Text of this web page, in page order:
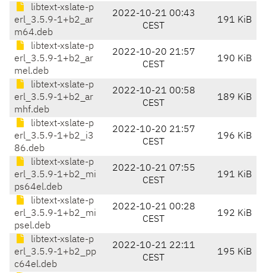
libtext-xslate-p
erl_3.5.9-1+b2_ar
m64.deb
2022-10-21 00:43
CEST
191 KiB
libtext-xslate-p
erl_3.5.9-1+b2_ar
mel.deb
2022-10-20 21:57
CEST
190 KiB
libtext-xslate-p
erl_3.5.9-1+b2_ar
mhf.deb
2022-10-21 00:58
CEST
189 KiB
libtext-xslate-p
erl_3.5.9-1+b2_i3
86.deb
2022-10-20 21:57
CEST
196 KiB
libtext-xslate-p
erl_3.5.9-1+b2_mi
ps64el.deb
2022-10-21 07:55
CEST
191 KiB
libtext-xslate-p
erl_3.5.9-1+b2_mi
psel.deb
2022-10-21 00:28
CEST
192 KiB
libtext-xslate-p
erl_3.5.9-1+b2_pp
c64el.deb
2022-10-21 22:11
CEST
195 KiB